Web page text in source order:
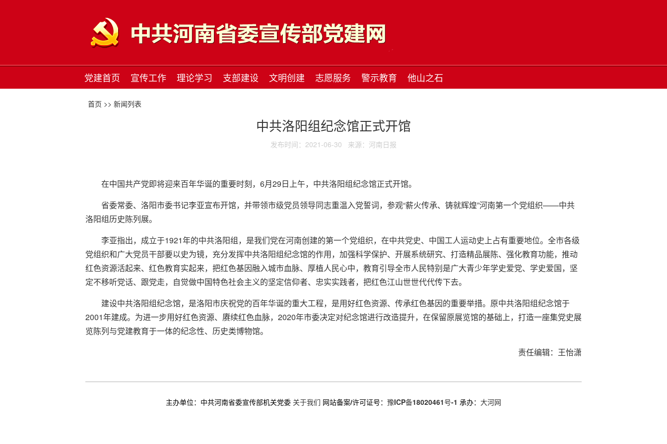
党建首页 宣传工作 理论学习 支部建设 文明创建 志愿服务 警示教育 他山之石
首页 >> 新闻列表
中共洛阳组纪念馆正式开馆
发布时间：2021-06-30 来源：河南日报
在中国共产党即将迎来百年华诞的重要时刻，6月29日上午，中共洛阳组纪念馆正式开馆。
省委常委、洛阳市委书记李亚宣布开馆，并带领市级党员领导同志重温入党誓词，参观“薪火传承、铸就辉煌”河南第一个党组织——中共
洛阳组历史陈列展。
李亚指出，成立于1921年的中共洛阳组，是我们党在河南创建的第一个党组织，在中共党史、中国工人运动史上占有重要地位。全市各级
党组织和广大党员干部要以史为镜，充分发挥中共洛阳组纪念馆的作用，加强科学保护、开展系统研究、打造精品展陈、强化教育功能，推动
红色资源活起来、红色教育实起来，把红色基因融入城市血脉、厚植人民心中，教育引导全市人民特别是广大青少年学史爱党、学史爱国，坚
定不移听党话、跟党走，自觉做中国特色社会主义的坚定信仰者、忠实实践者，把红色江山世世代代传下去。
建设中共洛阳组纪念馆，是洛阳市庆祝党的百年华诞的重大工程，是用好红色资源、传承红色基因的重要举措。原中共洛阳组纪念馆于
2001年建成。为进一步用好红色资源、赓续红色血脉，2020年市委决定对纪念馆进行改造提升，在保留原展览馆的基础上，打造一座集党史展
览陈列与党建教育于一体的纪念性、历史类博物馆。
责任编辑：王怡潇
主办单位：中共河南省委宣传部机关党委 关于我们 网站备案/许可证号： 豫ICP备18020461号-1 承办： 大河网